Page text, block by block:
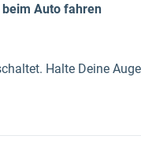
Auto fahren
Halte Deine